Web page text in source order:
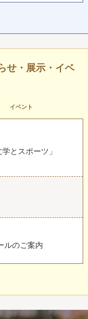
せ・展示・イベ
イベント
とスポーツ」
ルのご案内